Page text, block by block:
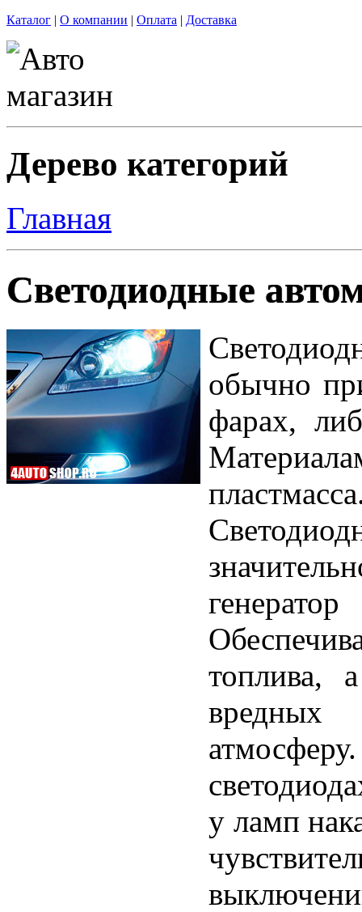
Каталог | О компании | Оплата | Доставка
Дерево категорий
Главная
Светодиодные
обычно
фарах,
топлива,
вредных
у ламп